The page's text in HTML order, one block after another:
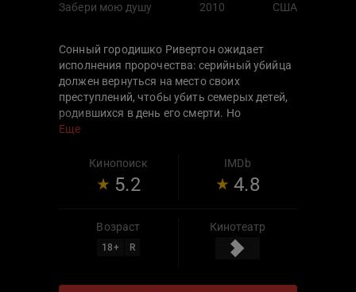
Забери мою душу 2010 США
Сонный городишко Ривертон ожидает
исполнения пророчества: серийный убийца
должен вернуться на место своих
преступлений, чтобы убить семерых детей,
родившихся в день его смерти. Но
действительно ли маньяк мертв? Или зло
подростка, которому теперь предстоит
завершить страшную миссию?
Еще
Кинопоиск
5.2
IMDb
4.8
Возраст
18+ R
Кинотеатр